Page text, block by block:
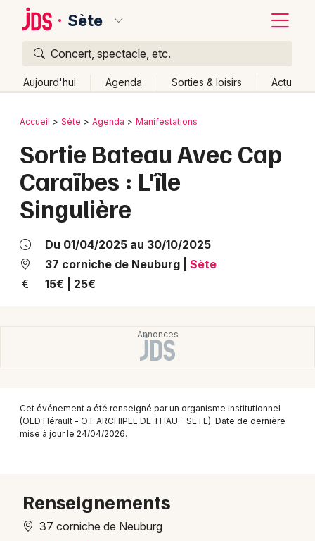
Sète
Concert, spectacle, etc.
Aujourd'hui Agenda Sorties & loisirs Actu
Publier un événement
Grands événements
Activité & Expérience
Manifestations
Sports
Expos
Bordeaux
Colmar
Lille
Marseille
Mulhouse
Paris
Strasbourg
Toutes les villes
Retour
Accueil Sète Agenda Manifestations
Sortie Bateau Avec Cap
Caraïbes : L'île
Singulière
Du 01/04/2025 au 30/10/2025
37 corniche de Neuburg
Sète
15€ | 25€
Cet événement a été renseigné par un organisme institutionnel
(OLD Hérault - OT ARCHIPEL DE THAU - SETE). Date de dernière
mise à jour le 24/04/2026.
Renseignements
37 corniche de Neuburg
Quoi ?
Où ?
Partout
Près de moi Changer de lieu
Quand ?
Aujourd'hui
Demain